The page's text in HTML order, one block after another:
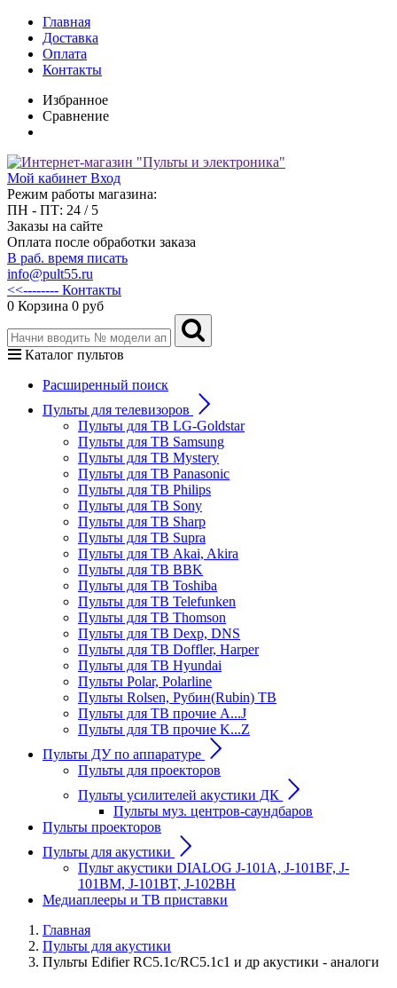
Главная
Доставка
Оплата
Контакты
Избранное
Сравнение
Мой кабинет Вход
Режим работы магазина:
ПН - ПТ: 24 / 5
Заказы на сайте
Оплата после обработки заказа
В раб. время писать
info@pult55.ru
<<-------- Контакты
0 Корзина 0 руб
Каталог пультов
Расширенный поиск
Пульты для телевизоров
Пульты для ТВ LG-Goldstar
Пульты для ТВ Samsung
Пульты для ТВ Mystery
Пульты для ТВ Panasonic
Пульты для ТВ Philips
Пульты для ТВ Sony
Пульты для ТВ Sharp
Пульты для ТВ Supra
Пульты для ТВ Akai, Akira
Пульты для ТВ BBK
Пульты для ТВ Toshiba
Пульты для ТВ Telefunken
Пульты для ТВ Thomson
Пульты для ТВ Dexp, DNS
Пульты для ТВ Doffler, Harper
Пульты для ТВ Hyundai
Пульты Polar, Polarline
Пульты Rolsen, Рубин(Rubin) ТВ
Пульты для ТВ прочие A...J
Пульты для ТВ прочие K...Z
Пульты ДУ по аппаратуре
Пульты для проекторов
Пульты усилителей акустики ДК
Пульты муз. центров-саундбаров
Пульты проекторов
Пульты для акустики
Пульт акустики DIALOG J-101A, J-101BF, J-
101BM, J-101BT, J-102BH
Медиаплееры и ТВ приставки
Главная
Пульты для акустики
Пульты Edifier RC5.1c/RC5.1c1 и др акустики - аналоги